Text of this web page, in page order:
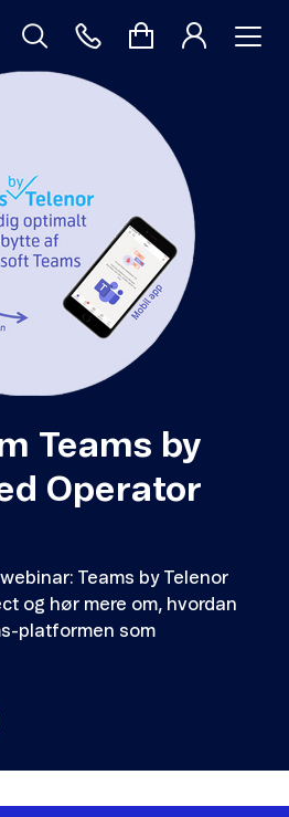
Teams by
Operator
Teams by Telenor
og hør mere om, hvordan
platformen som